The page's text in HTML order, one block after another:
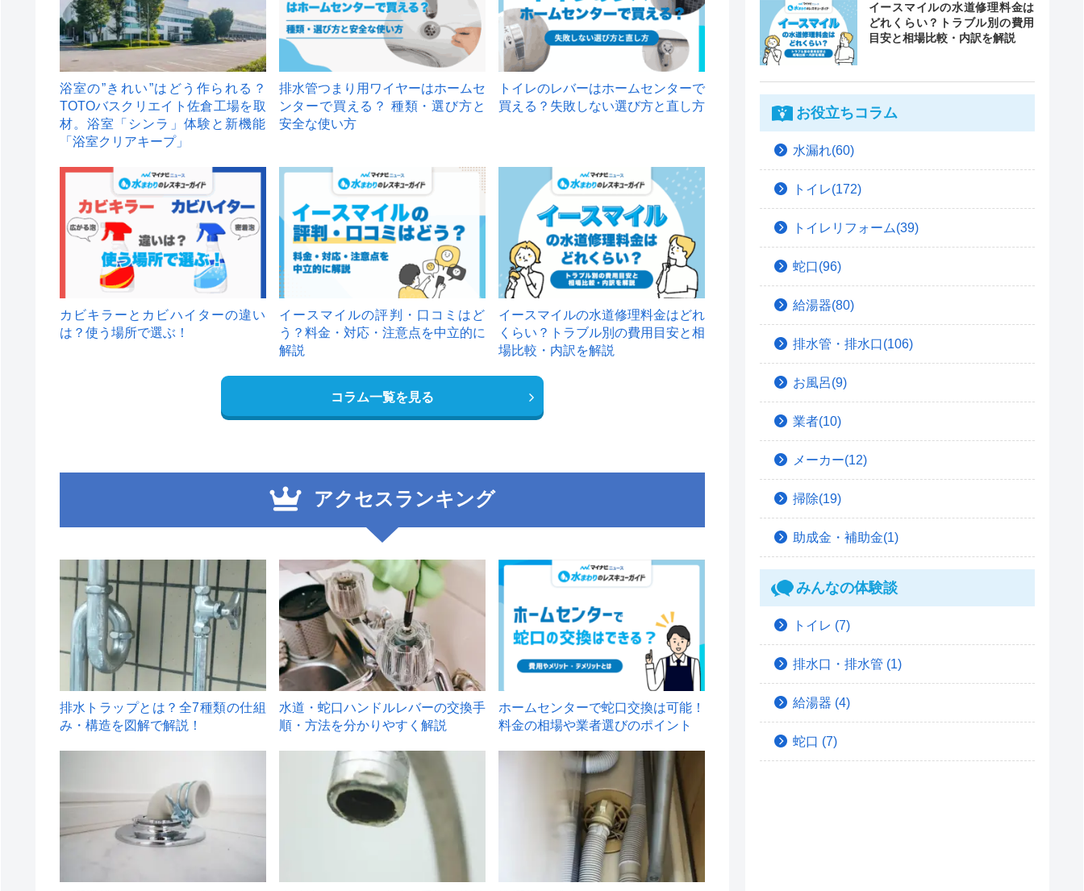
浴室の”きれい”はどう作られる？
TOTOバスクリエイト佐倉工場を取
材。浴室「シンラ」体験と新機能
「浴室クリアキープ」
排水管つまり用ワイヤーはホームセ
ンターで買える？ 種類・選び方と
安全な使い方
トイレのレバーはホームセンターで
買える？失敗しない選び方と直し方
カビキラーとカビハイターの違い
は？使う場所で選ぶ！
イースマイルの評判・口コミはど
う？料金・対応・注意点を中立的に
解説
イースマイルの水道修理料金はどれ
くらい？トラブル別の費用目安と相
場比較・内訳を解説
コラム一覧を見る
アクセスランキング
1
排水トラップとは？全7種類の仕組
み・構造を図解で解説！
2
水道・蛇口ハンドルレバーの交換手
順・方法を分かりやすく解説
ホームセンターで蛇口交換は可能！
料金の相場や業者選びのポイント
イースマイルの水道修理料金は
どれくらい？トラブル別の費用
目安と相場比較・内訳を解説
お役立ちコラム
水漏れ(60)
トイレ(172)
トイレリフォーム(39)
蛇口(96)
給湯器(80)
排水管・排水口(106)
お風呂(9)
業者(10)
メーカー(12)
掃除(19)
助成金・補助金(1)
みんなの体験談
トイレ (7)
排水口・排水管 (1)
給湯器 (4)
蛇口 (7)